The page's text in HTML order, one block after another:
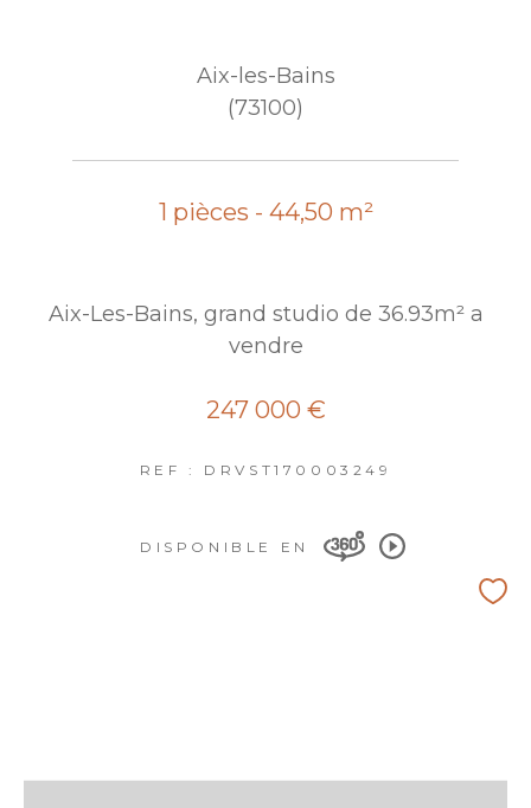
Aix-les-Bains
(73100)
1 pièces - 44,50 m²
Aix-Les-Bains, grand studio de 36.93m² a
vendre
247 000 €
REF : DRVST170003249
DISPONIBLE EN